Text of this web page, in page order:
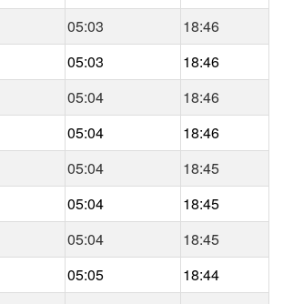
05:03
18:46
05:03
18:46
05:04
18:46
05:04
18:46
05:04
18:45
05:04
18:45
05:04
18:45
05:05
18:44